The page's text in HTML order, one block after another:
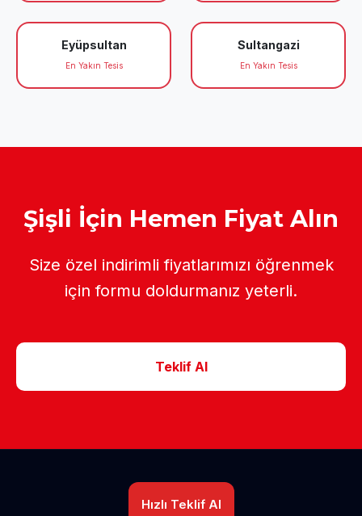
Eyüpsultan
En Yakın Tesis
Sultangazi
En Yakın Tesis
Şişli İçin Hemen Fiyat Alın
Size özel indirimli fiyatlarımızı öğrenmek
için formu doldurmanız yeterli.
Teklif Al
Hızlı Teklif Al